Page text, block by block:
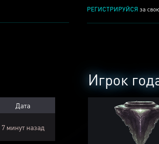
РЕГИСТРИРУЙСЯ за
Игрок
Дата
7 минут назад